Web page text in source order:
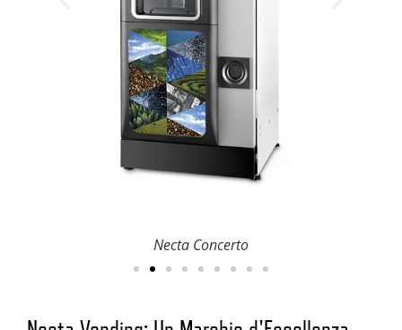
Necta Concerto